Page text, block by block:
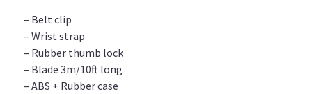
– Belt clip
– Wrist strap
– Rubber thumb lock
– Blade 3m/10ft long
– ABS + Rubber case